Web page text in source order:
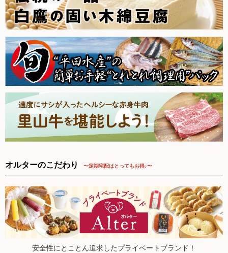
た。
2025.9.27【毎週土曜日更新！】品ものアイテムを更新しまし
た。
2025.9.20【毎週土曜日更新！】品ものアイテムを更新しまし
た。
2025.9.13【毎週土曜日更新！】品ものアイテムを更新しまし
た。
2025.9.6【毎週土曜日更新！】品ものアイテムを更新しまし
た。
2025.8.30【毎週土曜日更新！】品ものアイテムを更新しまし
た。
2025.8.23【毎週土曜日更新！】品ものアイテムを更新しまし
た。
た。
2025.8.2【毎週土曜日更新！】品ものアイテムを更新しまし
た。
2025.7.26【毎週土曜日更新！】品ものアイテムを更新しまし
た。
2025.7.19【毎週土曜日更新！】品ものアイテムを更新しまし
オルターのこだわり 〜定期宅配はとってもお得♪〜
安全性にとことん追求したプライベートブランド！